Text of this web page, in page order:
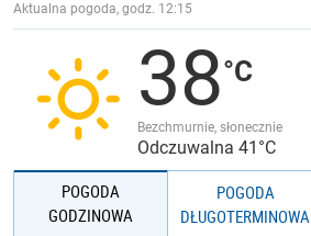
JAKOŚĆ POWIETRZA
Aktualna pogoda, godz. 12:15
38
Bezchmurnie, słonecznie
Odczuwalna 41°C
POGODA
GODZINOWA
POGODA
DŁUGOTERMINOWA